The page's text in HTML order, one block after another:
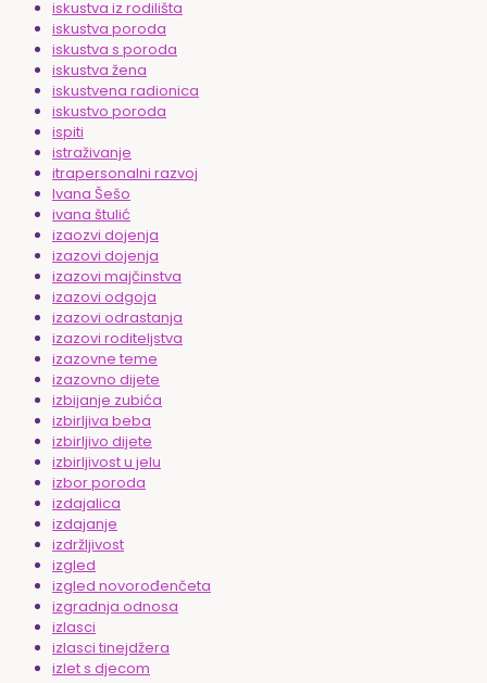
iskustva iz rodilišta
iskustva poroda
iskustva s poroda
iskustva žena
iskustvena radionica
iskustvo poroda
ispiti
istraživanje
itrapersonalni razvoj
Ivana Šešo
ivana štulić
izaozvi dojenja
izazovi dojenja
izazovi majčinstva
izazovi odgoja
izazovi odrastanja
izazovi roditeljstva
izazovne teme
izazovno dijete
izbijanje zubića
izbirljiva beba
izbirljivo dijete
izbirljivost u jelu
izbor poroda
izdajalica
izdajanje
izdržljivost
izgled
izgled novorođenčeta
izgradnja odnosa
izlasci
izlasci tinejdžera
izlet s djecom